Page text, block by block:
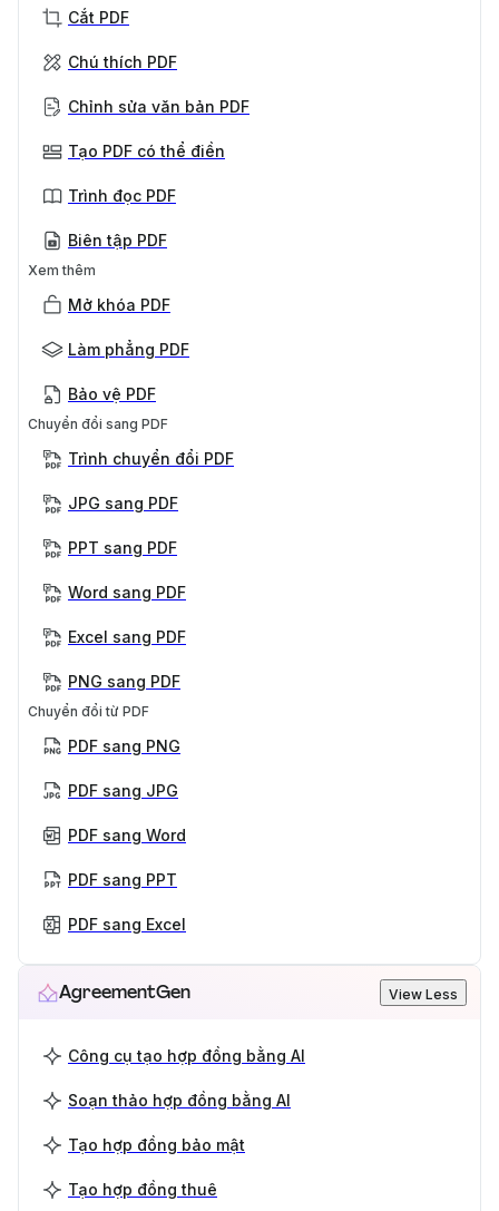
Cắt PDF
Chú thích PDF
Chỉnh sửa văn bản PDF
Tạo PDF có thể điền
Trình đọc PDF
Biên tập PDF
Xem thêm
Mở khóa PDF
Làm phẳng PDF
Bảo vệ PDF
Chuyển đổi sang PDF
Trình chuyển đổi PDF
JPG sang PDF
PPT sang PDF
Word sang PDF
Excel sang PDF
PNG sang PDF
Chuyển đổi từ PDF
PDF sang PNG
PDF sang JPG
PDF sang Word
PDF sang PPT
PDF sang Excel
AgreementGen View Less
Công cụ tạo hợp đồng bằng AI
Soạn thảo hợp đồng bằng AI
Tạo hợp đồng bảo mật
Tạo hợp đồng thuê